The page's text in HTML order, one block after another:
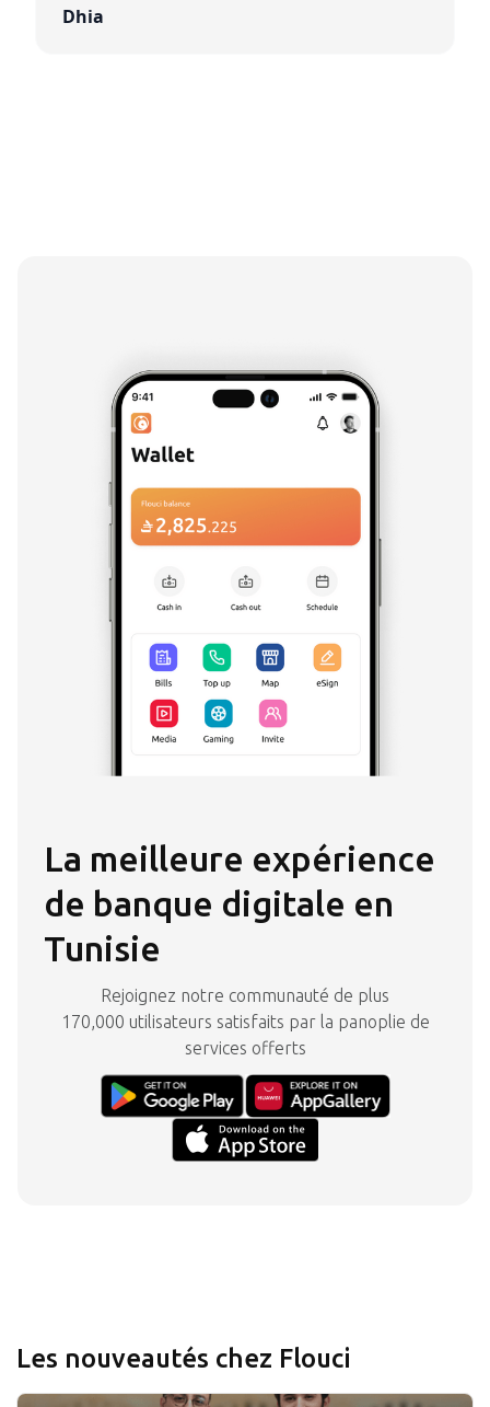
Dhia
La meilleure expérience
de banque digitale en
Tunisie
Rejoignez notre communauté de plus
170,000 utilisateurs satisfaits par la panoplie de
services offerts
Les nouveautés chez Flouci